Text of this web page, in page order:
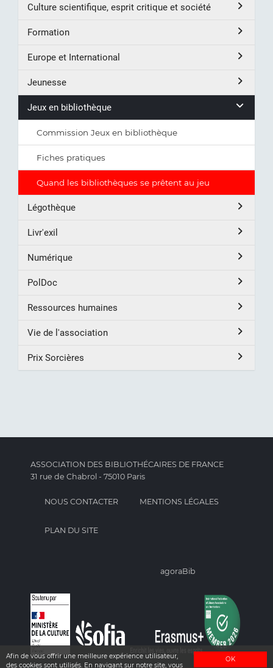
OK
Afin de vous offrir une meilleure expérience utilisateur,
des cookies sont utilisés. En navigant sur notre site, vous
Culture scientifique, esprit critique et société
Formation
Europe et International
Jeunesse
Jeux en bibliothèque
Commission Jeux en bibliothèque
Fiches pratiques
Quand les bibliothèques se prêtent au jeu
Légothèque
Livr'exil
Numérique
PolDoc
Ressources humaines
Vie de l'association
Prix Sorcières
ASSOCIATION DES BIBLIOTHÉCAIRES DE FRANCE
31 rue de Chabrol - 75010 Paris
NOUS CONTACTER MENTIONS LÉGALES
PLAN DU SITE
agoraBib